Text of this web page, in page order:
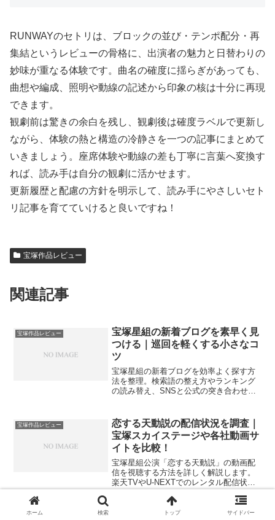
RUNWAYのセトリは、ブロックの並び・テンポ配分・再
集結というレビューの骨格に、出演者の魅力と日替わりの
妙味が重なる体験です。曲名の確度に揺らぎがあっても、
曲想や編成、照明や動線の記述から印象の核は十分に再現
できます。
観劇前は驚きの余白を残し、観劇後は確度ラベルで更新し
ながら、体験の熱と構造の冷静さを一つの記事にまとめて
いきましょう。座席体験や動線の差も丁寧に言葉へ変換す
れば、読み手は自分の観劇に活かせます。
更新履歴と配慮の方針を明示して、読み手にやさしいセト
リ記事を育てていけると良いですね！
宝塚作品レビュー
関連記事
宝塚作品レビュー
宝塚星組の新着ブログを素早く見
つける｜巡回を軽くする小さなコ
ツ
宝塚星組の新着ブログを効率よく探す方
法を整理。検索語の整え方やランキング
の読み替え、SNSと公式の突き合わせ、
宝塚作品レビュー
恋する天動説の配信状況を調査｜
宝塚スカイステージや各社動画サ
イトを比較！
宝塚星組公演「恋する天動説」の動画配
信を視聴する方法を詳しく解説します。
楽天TVやU-NEXTでのレンタル配信状況
からスカイステージでの放送予定まで網
羅しました。見どころや配役の魅力を凝
縮したレビューも掲載しているので、作
宝塚作品レビュー 恋する天動説先行画像を徹底分析
ホーム 検索 トップ サイドバー